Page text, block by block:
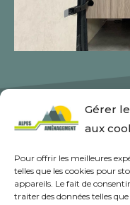
Gérer
aux
Pour offrir les meilleures
telles que les cookies pour
appareils. Le fait de
traiter des données telles